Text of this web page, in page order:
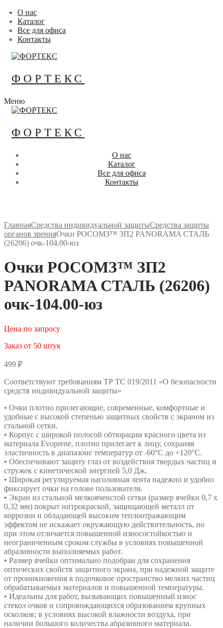
Перейти
содержимому
Меню
Закрыть
О нас
Каталог
Все для офиса
Контакты
ФОРТЕКС
Меню
ФОРТЕКС
О нас
Каталог
Все для офиса
Контакты
ГлавнаяСредства индивидуальной защитыСредства защиты
органов зренияОчки РОСОМЗ™ ЗП2 PANORAMA СТАЛЬ
(26206) очк-104.00-юз
Очки РОСОМЗ™ ЗП2
PANORAMA СТАЛЬ (26206)
очк-104.00-юз
Цена по запросу
Заказ от 50 штук
499 ₽
Соответствуют требованиям ТР ТС 019/2011 «О безопасности
средств индивидуальной защиты»
• Очки плотно прилегающие, современные, комфортные и
удобные с высокой степенью защитных свойств с экраном из
стальной сетки.
• Корпус с широкой полосой обтюрации красного цвета из
материала Evoprene, плотно прилегает к лицу, сохраняя
эластичность в диапазоне температур от -60°С до +120°С.
• Обеспечивают защиту глаз от воздействия твердых частиц и
стружек с кинетической энергией 5,0 Дж.
• Широкая регулируемая наголовная лента надежно и удобно
фиксирует очки на голове пользователя.
• Экран из стальной мелкоячеистой сетки (размер ячейки 0,7 x
0,32 мм) покрыт нитрокраской, защищающей металл от
коррозии и обладающей высоким теплоотражающим
эффектом не искажает окружающую действительность, но
при этом отличается повышенной износостойкостью и
неограниченным сроком службы в условиях повышенной
абразивности выполняемых работ.
• Размер ячейки оптимально подобран для сохранения
оптических свойств защитного экрана, при надежной защите
от проникновения в подочковое пространство мелких частиц
обрабатываемых материалов и повышенной температуры.
• Идеальны для работ, вызывающих повышенный износ
стекол очков и сопровождающихся образованием крупных
осколков; в условиях высокой влажности воздуха, при
наличии большого количества абразивного материала.